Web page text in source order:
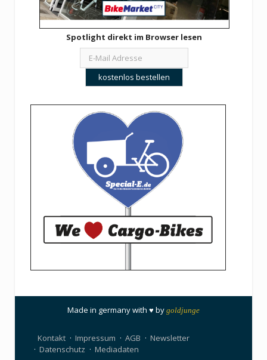
Spotlight direkt im Browser lesen
Made in germany with ♥ by goldjunge
Kontakt Impressum AGB
Newsletter
Datenschutz
Mediadaten